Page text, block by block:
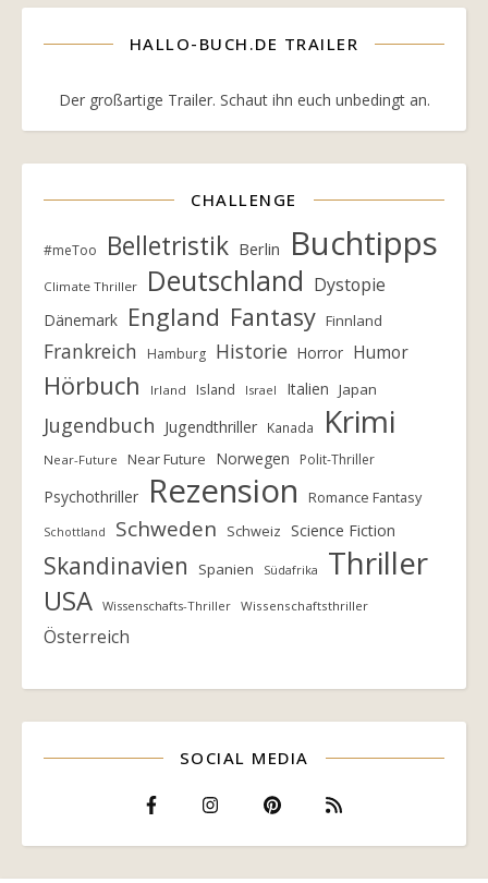
HALLO-BUCH.DE TRAILER
Der großartige Trailer. Schaut ihn euch unbedingt an.
CHALLENGE
#meToo Belletristik Berlin Buchtipps
Climate Thriller Deutschland Dystopie
Dänemark England Fantasy Finnland
Frankreich Hamburg Historie Horror Humor
Hörbuch Irland Island Israel Italien Japan
Jugendbuch Jugendthriller Kanada Krimi
Near-Future Near Future Norwegen Polit-Thriller
Psychothriller Rezension Romance Fantasy
Schottland Schweden Schweiz Science Fiction
Skandinavien Spanien Südafrika Thriller
USA Wissenschafts-Thriller Wissenschaftsthriller
Österreich
SOCIAL MEDIA